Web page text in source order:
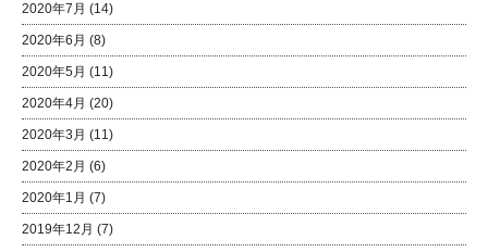
2020年7月 (14)
2020年6月 (8)
2020年5月 (11)
2020年4月 (20)
2020年3月 (11)
2020年2月 (6)
2020年1月 (7)
2019年12月 (7)